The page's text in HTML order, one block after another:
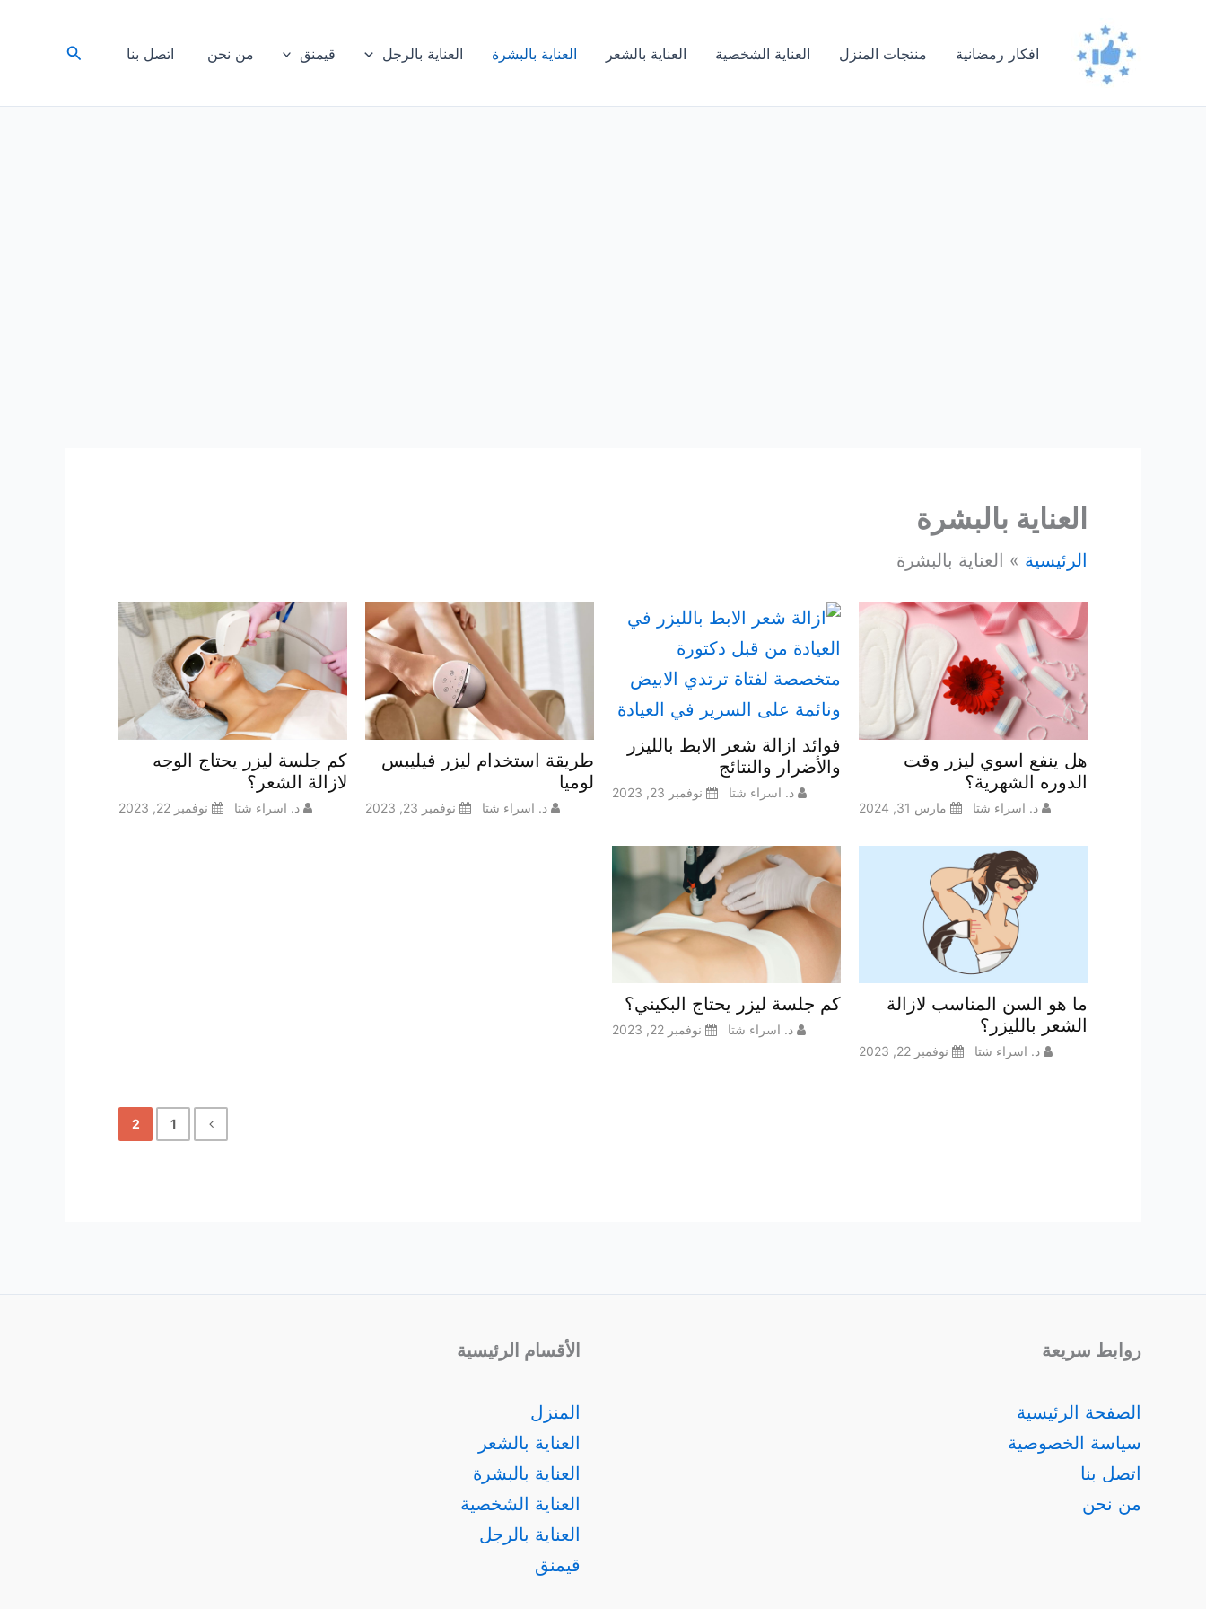
افكار رمضانية منتجات المنزل العناية الشخصية العناية بالشعر العناية بالبشرة العناية بالرجل قيمنق من نحن اتصل بنا البحث
العناية بالبشرة
الرئيسية العناية بالبشرة
هل ينفع اسوي ليزر وقت
الدوره الشهرية؟
د. اسراء شتا مارس 31, 2024
فوائد ازالة شعر الابط بالليزر
والأضرار والنتائج
د. اسراء شتا نوفمبر 23, 2023
طريقة استخدام ليزر فيليبس
لوميا
د. اسراء شتا نوفمبر 23, 2023
كم جلسة ليزر يحتاج الوجه
لازالة الشعر؟
د. اسراء شتا نوفمبر 22, 2023
ما هو السن المناسب لازالة
الشعر بالليزر؟
د. اسراء شتا نوفمبر 22, 2023
كم جلسة ليزر يحتاج البكيني؟
د. اسراء شتا نوفمبر 22, 2023
1
2
روابط سريعة
الصفحة الرئيسية
سياسة الخصوصية
اتصل بنا
من نحن
الأقسام الرئيسية
المنزل
العناية بالشعر
العناية بالبشرة
العناية الشخصية
العناية بالرجل
قيمنق